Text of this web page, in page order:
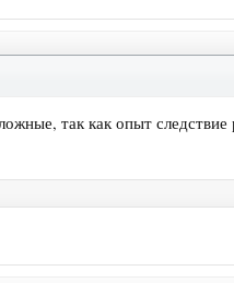
так как опыт